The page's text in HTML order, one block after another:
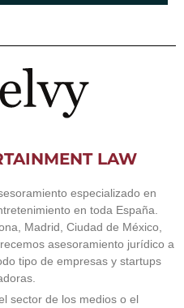
LAW
especializado en
en toda España.
​​Madrid, Ciudad de México,
asesoramiento jurídico a
tipo de empresas y startups
sector de los medios o el